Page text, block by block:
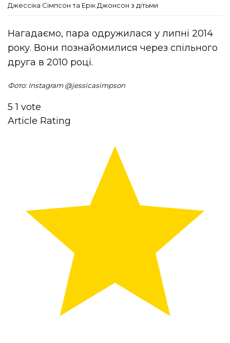
Джессіка Сімпсон та Ерік Джонсон з дітьми
Нагадаємо, пара одружилася у липні 2014
року. Вони познайомилися через спільного
друга в 2010 році.
Фото: Instagram @jessicasimpson
5 1 vote
Article Rating